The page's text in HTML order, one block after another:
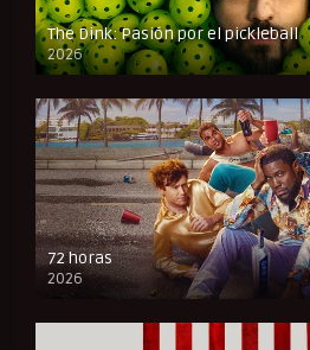
The Dink: Pasión por el pickleball
2026
FULL HD
72 horas
2026
FULL HD